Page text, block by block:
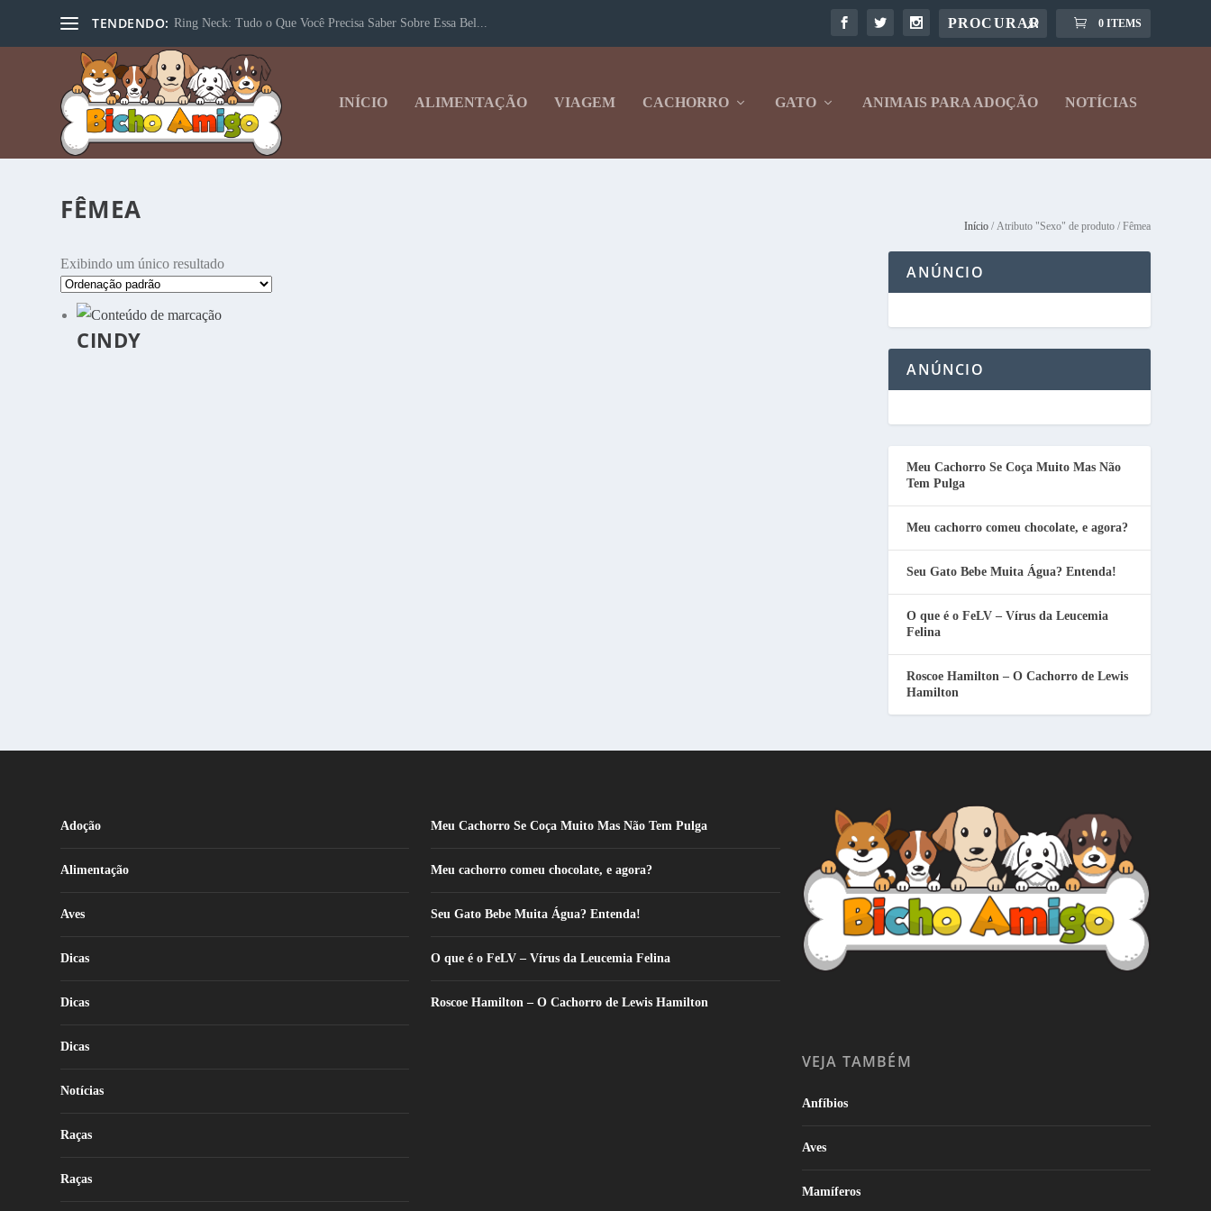
TENDENDO: Ring Neck: Tudo o Que Você Precisa Saber Sobre Essa Bel... 0 ITEMS
INÍCIO ALIMENTAÇÃO VIAGEM CACHORRO GATO ANIMAIS PARA ADOÇÃO NOTÍCIAS
FÊMEA
Início/ Atributo "Sexo" de produto / Fêmea
Exibindo um único resultado
CINDY
ANÚNCIO
ANÚNCIO
Meu Cachorro Se Coça Muito Mas Não
Tem Pulga
Meu cachorro comeu chocolate, e agora?
Seu Gato Bebe Muita Água? Entenda!
O que é o FeLV – Vírus da Leucemia
Felina
Roscoe Hamilton – O Cachorro de Lewis
Hamilton
Adoção
Alimentação
Aves
Dicas
Dicas
Dicas
Notícias
Raças
Raças
Meu Cachorro Se Coça Muito Mas Não Tem Pulga
Meu cachorro comeu chocolate, e agora?
Seu Gato Bebe Muita Água? Entenda!
O que é o FeLV – Vírus da Leucemia Felina
Roscoe Hamilton – O Cachorro de Lewis Hamilton
VEJA TAMBÉM
Anfíbios
Aves
Mamíferos